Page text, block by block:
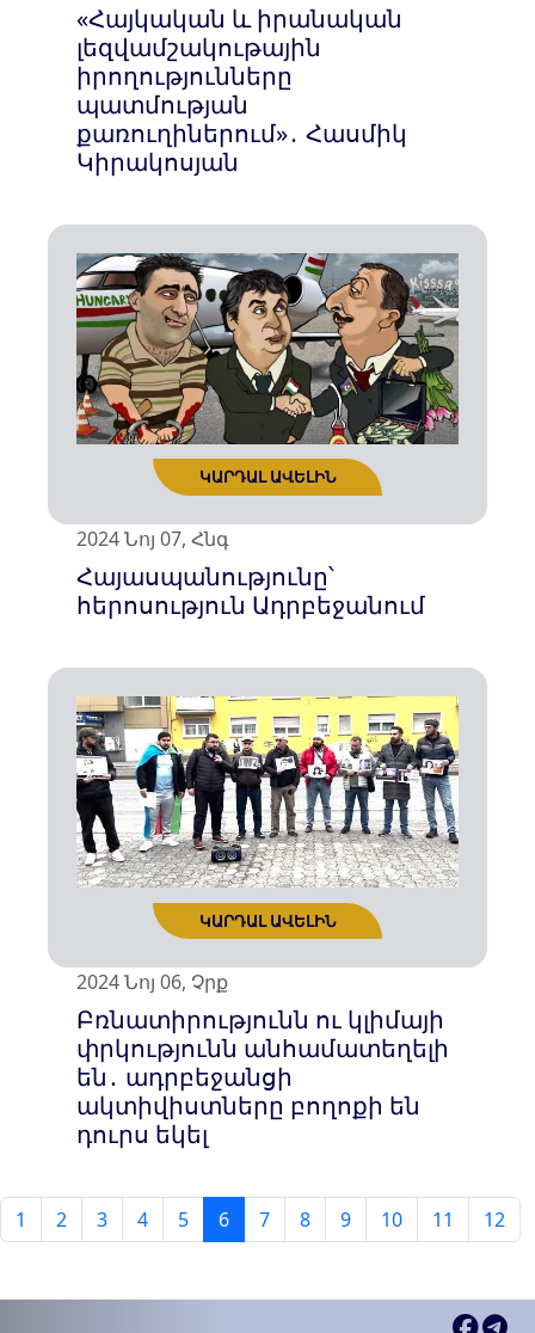
ԿԱՐԴԱԼ ԱՎԵԼԻՆ
ԿԱՐԴԱԼ ԱՎԵԼԻՆ
«Հայկական և իրանական
լեզվամշակութային
իրողությունները
պատմության
քառուղիներում»․ Հասմիկ
Կիրակոսյան
2024 Նոյ 07, Հնգ
Հայասպանությունը՝
հերոսություն Ադրբեջանում
2024 Նոյ 06, Չրք
Բռնատիրությունն ու կլիմայի
փրկությունն անհամատեղելի
են․ ադրբեջանցի
ակտիվիստները բողոքի են
դուրս եկել
1 2 3 4 5 6 7 8 9 10 11 12